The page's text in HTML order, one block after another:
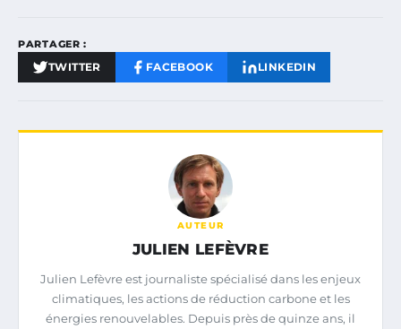
PARTAGER :
TWITTER FACEBOOK LINKEDIN
AUTEUR
JULIEN LEFÈVRE
Julien Lefèvre est journaliste spécialisé dans les enjeux
climatiques, les actions de réduction carbone et les
énergies renouvelables. Depuis près de quinze ans, il